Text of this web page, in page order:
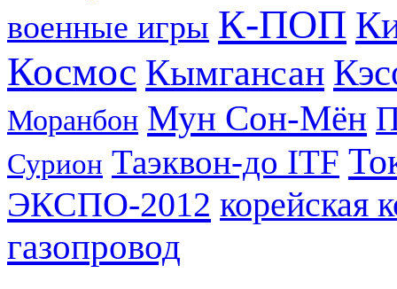
военные игры К-ПОП
Космос Кымгансан
Моранбон Мун Сон-Мён
Сурион Таэквон-до ITF
ЭКСПО-2012 корейская
газопровод